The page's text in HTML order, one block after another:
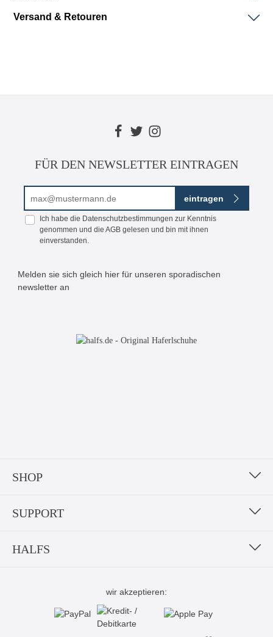
Versand & Retouren
FÜR DEN NEWSLETTER EINTRAGEN
eintragen
Ich habe die Datenschutzbestimmungen zur Kenntnis
genommen und die AGB gelesen und bin mit ihnen
einverstanden.
Melden sie sich gleich hier für unseren sporadischen
newsletter an
SHOP
SUPPORT
HALFS
wir akzeptieren: